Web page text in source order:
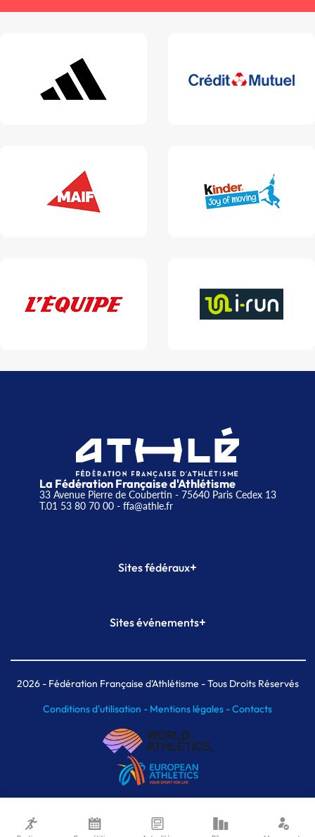
La Fédération Française d'Athlétisme
33 Avenue Pierre de Coubertin - 75640 Paris Cedex 13
T.01 53 80 70 00- ffa@athle.fr
Sites fédéraux+
Plateforme Formation
Sites événements+
Meeting de Paris indoor
MAIF Ekiden de Paris
2026- Fédération Française d'Athlétisme - Tous Droits Réservés
Conditions d'utilisation - Mentions légales -Contacts